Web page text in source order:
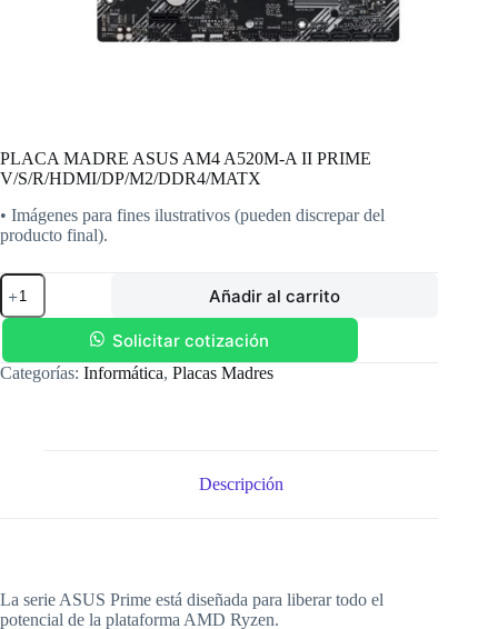
PLACA MADRE ASUS AM4 A520M-A II PRIME
V/S/R/HDMI/DP/M2/DDR4/MATX
• Imágenes para fines ilustrativos (pueden discrepar del
producto final).
PLACA
MADRE
ASUS
A520M-
A
cantidad
Añadir al carrito
Solicitar cotización
Categorías: Informática, Placas Madres
Descripción
La serie ASUS Prime está diseñada para liberar todo el
potencial de la plataforma AMD Ryzen.